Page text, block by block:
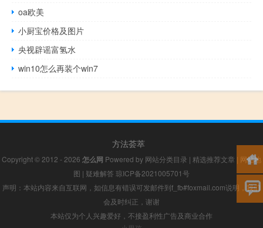
oa欧美
小厨宝价格及图片
央视辟谣富氢水
win10怎么再装个win7
方法荟萃
Copyright © 2012 - 2026 怎么网 Powered by 网站分类目录 | 精选推荐文章 | 网站地
图 | 疑难解答 琼ICP备2021005701号
声明：本站内容来自互联网，如信息有错误可发邮件到f_fb#foxmail.com说明，我们
会及时纠正，谢谢
本站仅为个人兴趣爱好，不接盈利性广告及商业合作